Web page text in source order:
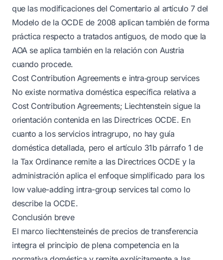
que las modificaciones del Comentario al artículo 7 del
Modelo de la OCDE de 2008 aplican también de forma
práctica respecto a tratados antiguos, de modo que la
AOA se aplica también en la relación con Austria
cuando procede.
Cost Contribution Agreements e intra‑group services
No existe normativa doméstica específica relativa a
Cost Contribution Agreements; Liechtenstein sigue la
orientación contenida en las Directrices OCDE. En
cuanto a los servicios intragrupo, no hay guía
doméstica detallada, pero el artículo 31b párrafo 1 de
la Tax Ordinance remite a las Directrices OCDE y la
administración aplica el enfoque simplificado para los
low value-adding intra-group services tal como lo
describe la OCDE.
Conclusión breve
El marco liechtensteinés de precios de transferencia
integra el principio de plena competencia en la